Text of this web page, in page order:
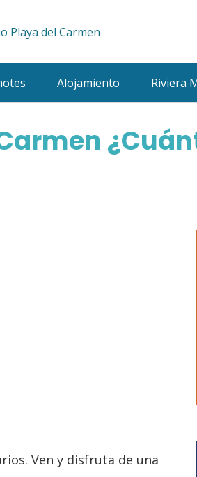
Alojamiento Riviera